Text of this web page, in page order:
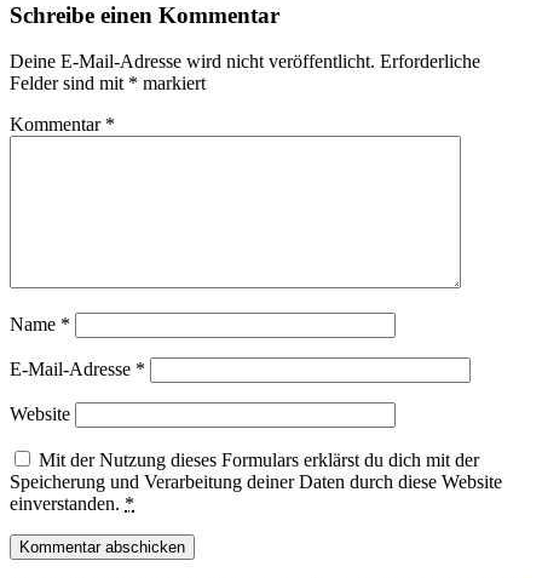
Schreibe einen Kommentar
Deine E-Mail-Adresse wird nicht veröffentlicht. Erforderliche
Felder sind mit * markiert
Kommentar *
Name *
E-Mail-Adresse *
Website
Mit der Nutzung dieses Formulars erklärst du dich mit der
Speicherung und Verarbeitung deiner Daten durch diese Website
einverstanden. *